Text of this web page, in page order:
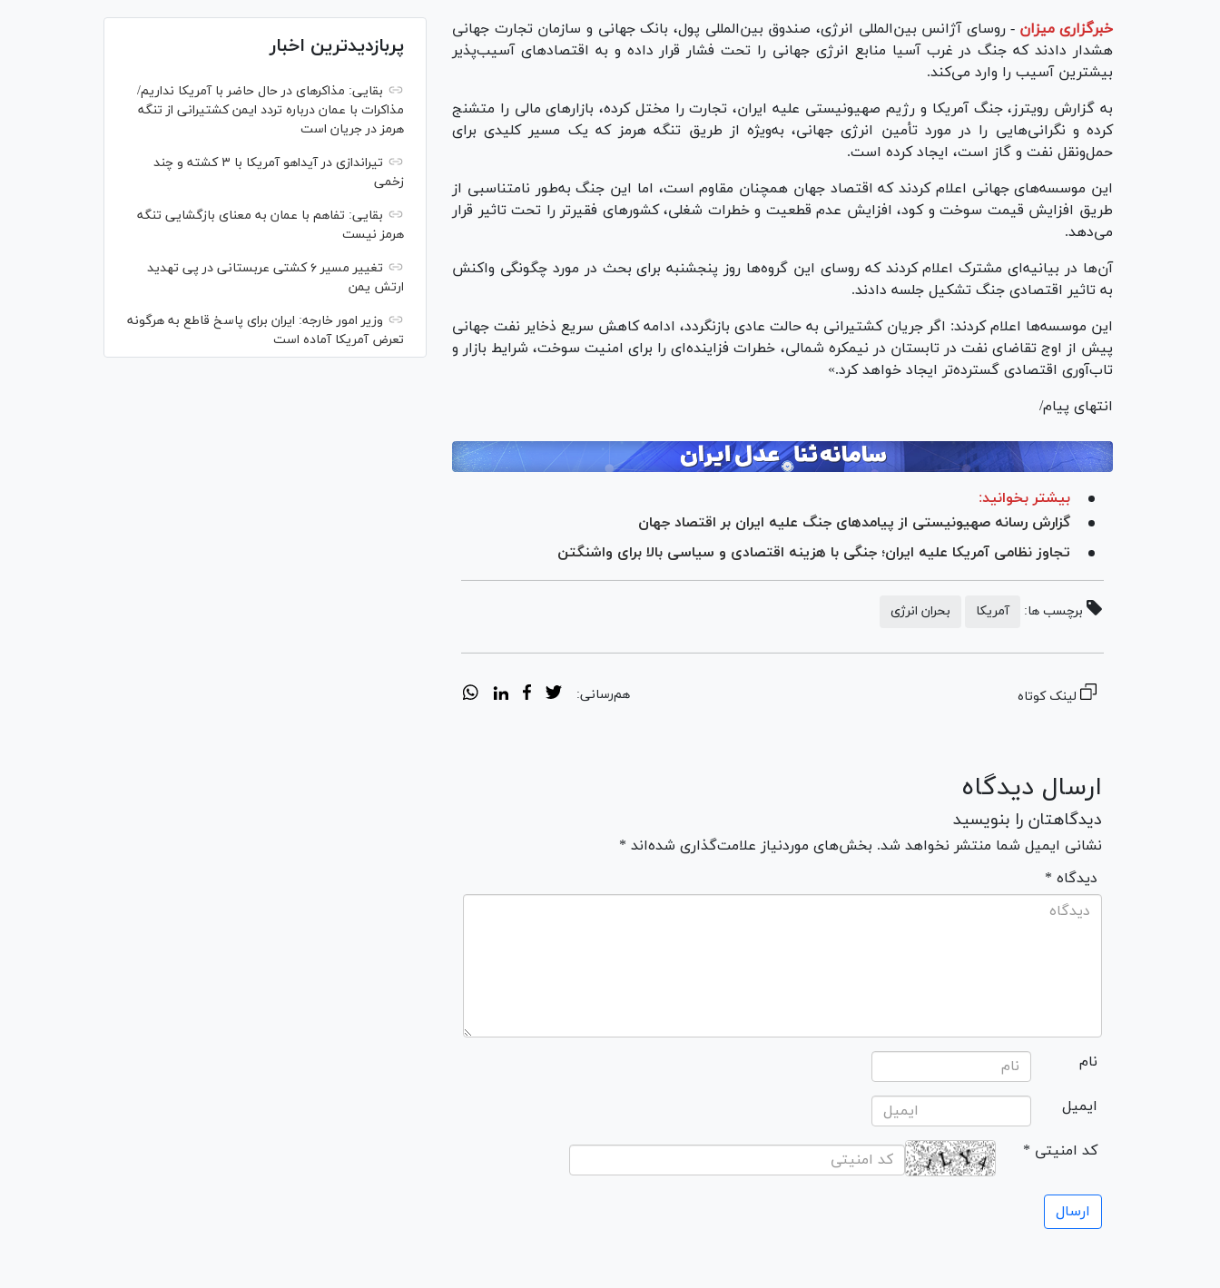
خبرگزاری میزان - روسای آژانس بین‌المللی انرژی، صندوق بین‌المللی پول، بانک جهانی و سازمان تجارت جهانی
هشدار دادند که جنگ در غرب آسیا منابع انرژی جهانی را تحت فشار قرار داده و به اقتصادهای آسیب‌پذیر
بیشترین آسیب را وارد می‌کند.
به گزارش رویترز، جنگ آمریکا و رژیم صهیونیستی علیه ایران، تجارت را مختل کرده، بازارهای مالی را متشنج
کرده و نگرانی‌هایی را در مورد تأمین انرژی جهانی، به‌ویژه از طریق تنگه هرمز که یک مسیر کلیدی برای
حمل‌ونقل نفت و گاز است، ایجاد کرده است.
این موسسه‌های جهانی اعلام کردند که اقتصاد جهان همچنان مقاوم است، اما این جنگ به‌طور نامتناسبی از
طریق افزایش قیمت سوخت و کود، افزایش عدم قطعیت و خطرات شغلی، کشورهای فقیرتر را تحت تاثیر قرار
می‌دهد.
آن‌ها در بیانیه‌ای مشترک اعلام کردند که روسای این گروه‌ها روز پنجشنبه برای بحث در مورد چگونگی واکنش
به تاثیر اقتصادی جنگ تشکیل جلسه دادند.
این موسسه‌ها اعلام کردند: اگر جریان کشتیرانی به حالت عادی بازنگردد، ادامه کاهش سریع ذخایر نفت جهانی
پیش از اوج تقاضای نفت در تابستان در نیمکره شمالی، خطرات فزاینده‌ای را برای امنیت سوخت، شرایط بازار و
تاب‌آوری اقتصادی گسترده‌تر ایجاد خواهد کرد.»
انتهای پیام/
بیشتر بخوانید:
گزارش رسانه صهیونیستی از پیامدهای جنگ علیه ایران بر اقتصاد جهان
تجاوز نظامی آمریکا علیه ایران؛ جنگی با هزینه اقتصادی و سیاسی بالا برای واشنگتن
برچسب ها: آمریکا بحران انرژی
لینک کوتاه هم‌رسانی:
ارسال دیدگاه
دیدگاهتان را بنویسید
نشانی ایمیل شما منتشر نخواهد شد. بخش‌های موردنیاز علامت‌گذاری شده‌اند *
* دیدگاه
نام
ایمیل
* کد امنیتی
پربازدیدترین اخبار
بقایی: مذاکره‎ای در حال حاضر با آمریکا نداریم/
مذاکرات با عمان درباره تردد ایمن کشتیرانی از تنگه
هرمز در جریان است
تیراندازی در آیداهو آمریکا با ۳ کشته و چند
زخمی
بقایی: تفاهم با عمان به معنای بازگشایی تنگه
هرمز نیست
تغییر مسیر ۶ کشتی عربستانی در پی تهدید
ارتش یمن
وزیر امور خارجه: ایران برای پاسخ قاطع به هرگونه
تعرض آمریکا آماده است